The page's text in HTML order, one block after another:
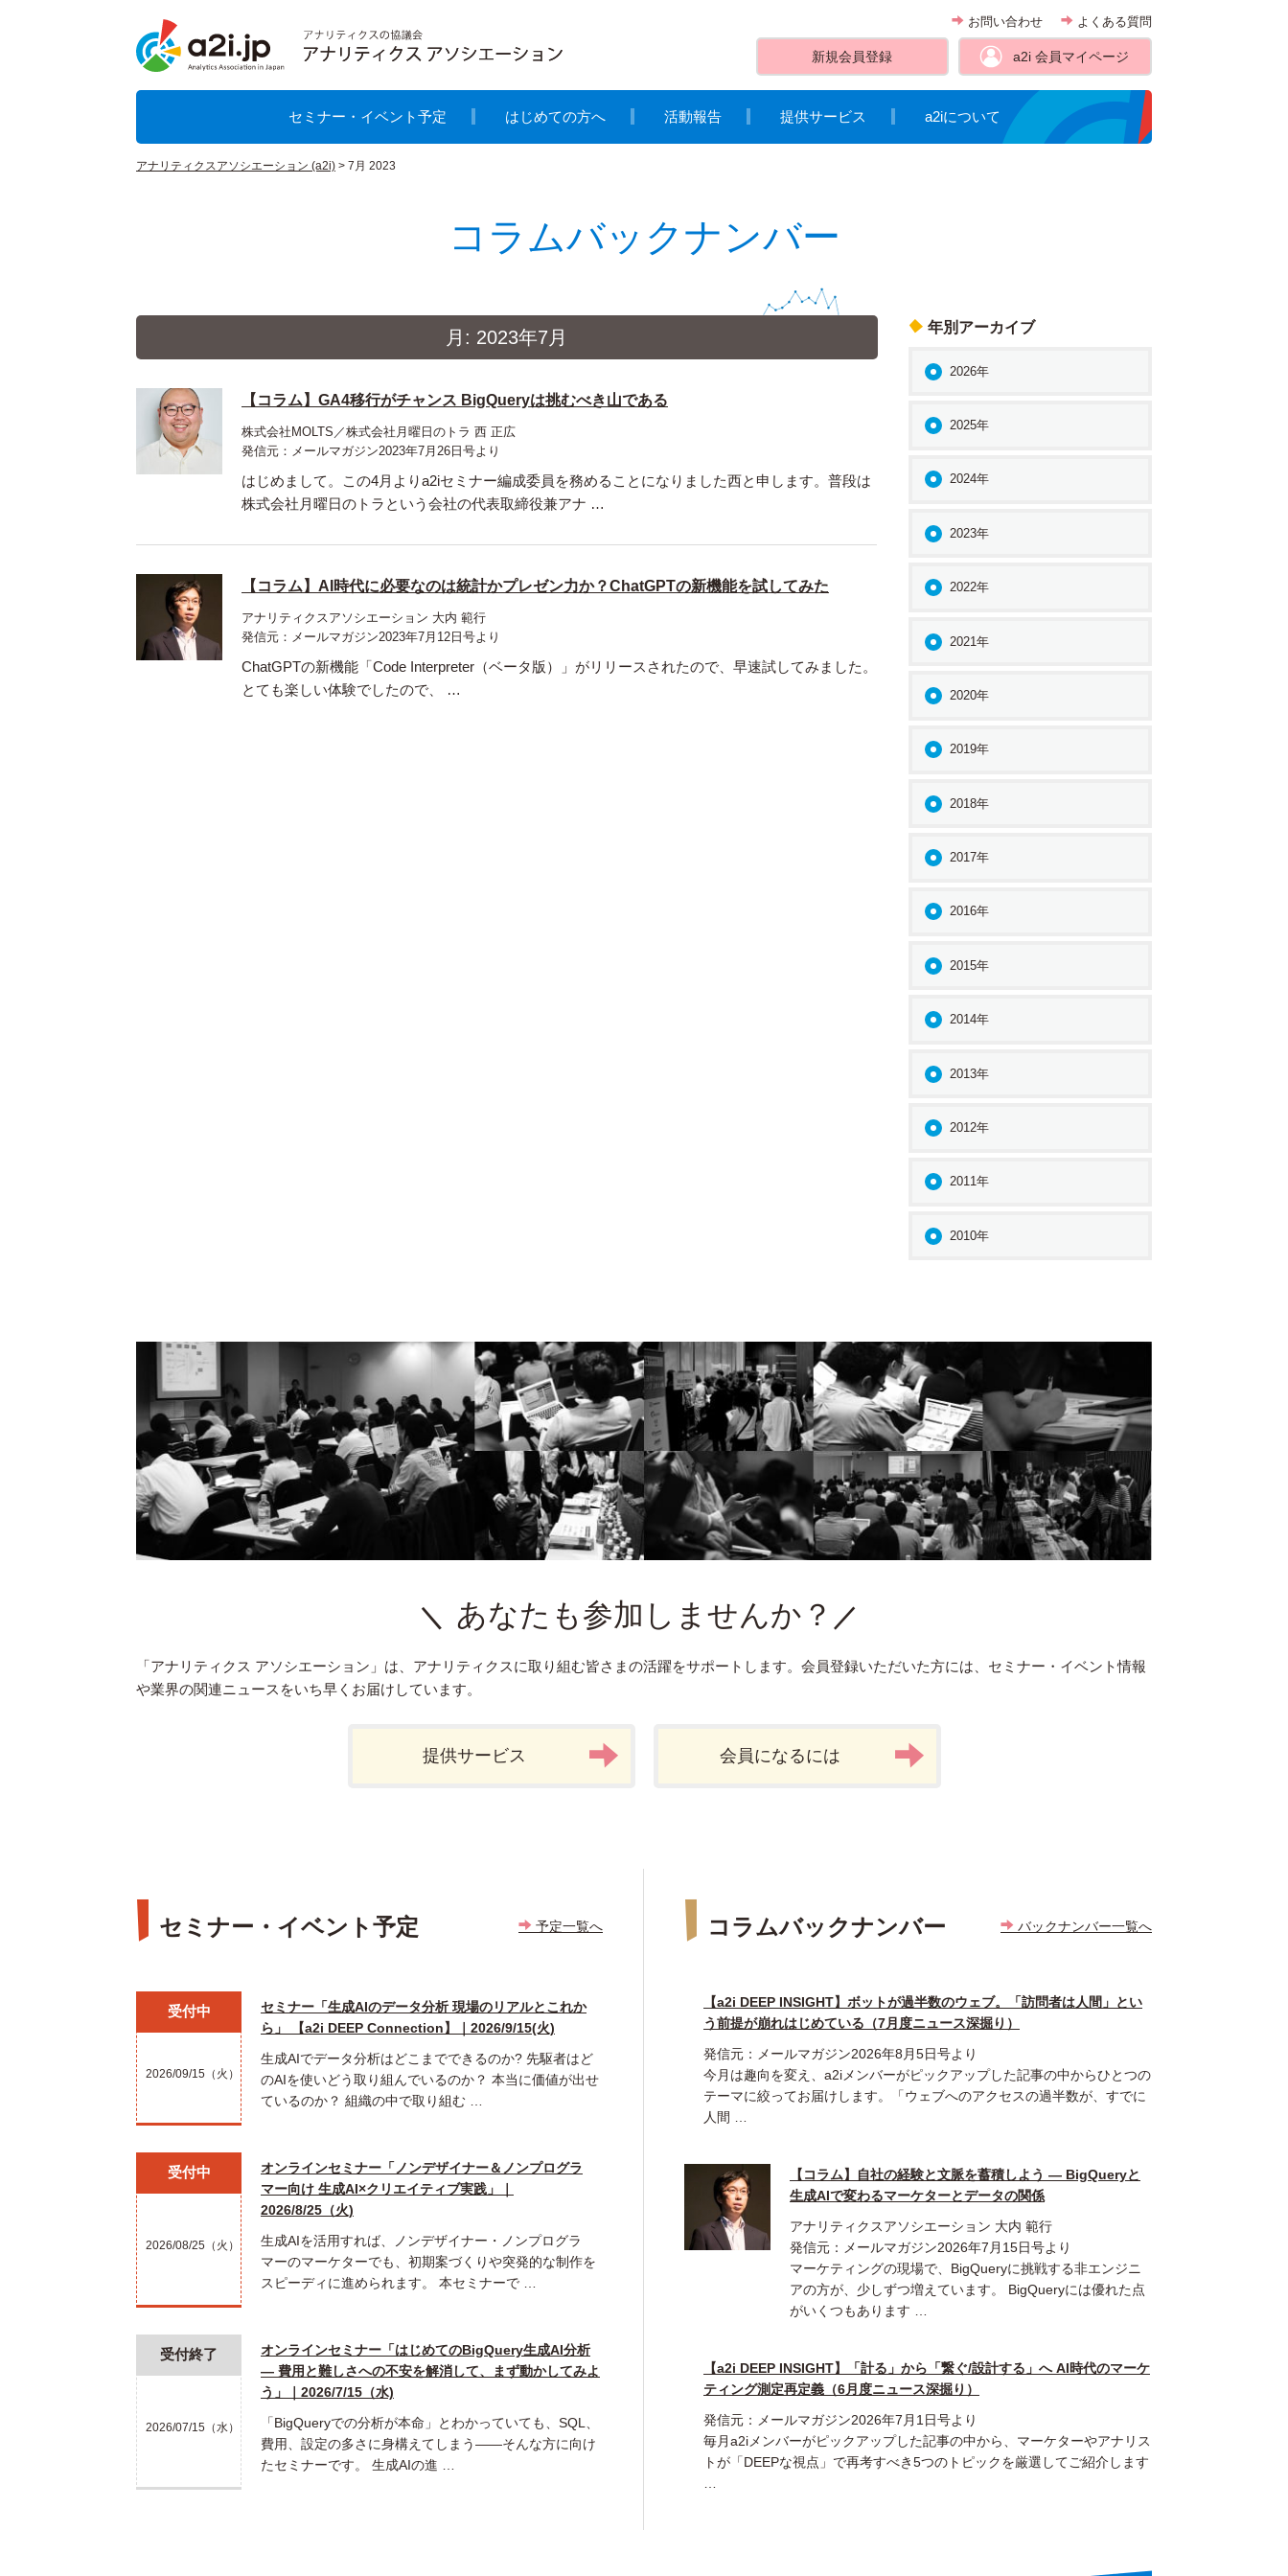
お問い合わせ よくある質問
新規会員登録 a2i 会員マイページ
セミナー・イベント予定 はじめての方へ 活動報告 提供サービス a2iについて
アナリティクスアソシエーション (a2i) > 7月 2023
コラムバックナンバー
月: 2023年7月
【コラム】GA4移行がチャンス BigQueryは挑むべき山である
株式会社MOLTS／株式会社月曜日のトラ 西 正広
発信元：メールマガジン2023年7月26日号より
はじめまして。この4月よりa2iセミナー編成委員を務めることになりました西と申します。普段は
株式会社月曜日のトラという会社の代表取締役兼アナ …
【コラム】AI時代に必要なのは統計かプレゼン力か？ChatGPTの新機能を試してみた
アナリティクスアソシエーション 大内 範行
発信元：メールマガジン2023年7月12日号より
ChatGPTの新機能「Code Interpreter（ベータ版）」がリリースされたので、早速試してみました。
とても楽しい体験でしたので、 …
年別アーカイブ
2026年
2025年
2024年
2023年
2022年
2021年
2020年
2019年
2018年
2017年
2016年
2015年
2014年
2013年
2012年
2011年
2010年
あなたも参加しませんか？
「アナリティクス アソシエーション」は、アナリティクスに取り組む皆さまの活躍をサポートします。会員登録いただいた方には、セミナー・イベント情報
や業界の関連ニュースをいち早くお届けしています。
提供サービス 会員になるには
セミナー・イベント予定
受付中
2026/09/15（火）
セミナー「生成AIのデータ分析 現場のリアルとこれか
ら」 【a2i DEEP Connection】｜2026/9/15(火)
生成AIでデータ分析はどこまでできるのか? 先駆者はど
のAIを使いどう取り組んでいるのか？ 本当に価値が出せ
ているのか？ 組織の中で取り組む …
受付中
2026/08/25（火）
オンラインセミナー「ノンデザイナー＆ノンプログラ
マー向け 生成AI×クリエイティブ実践」｜
2026/8/25（火)
生成AIを活用すれば、ノンデザイナー・ノンプログラ
マーのマーケターでも、初期案づくりや突発的な制作を
スピーディに進められます。 本セミナーで …
受付終了
2026/07/15（水）
オンラインセミナー「はじめてのBigQuery生成AI分析
― 費用と難しさへの不安を解消して、まず動かしてみよ
う」｜2026/7/15（水)
「BigQueryでの分析が本命」とわかっていても、SQL、
費用、設定の多さに身構えてしまう――そんな方に向け
たセミナーです。 生成AIの進 …
予定一覧へ コラムバックナンバー
【a2i DEEP INSIGHT】ボットが過半数のウェブ。「訪問者は人間」とい
う前提が崩れはじめている（7月度ニュース深掘り）
発信元：メールマガジン2026年8月5日号より
今月は趣向を変え、a2iメンバーがピックアップした記事の中からひとつの
テーマに絞ってお届けします。「ウェブへのアクセスの過半数が、すでに
人間 …
【コラム】自社の経験と文脈を蓄積しよう ― BigQueryと
生成AIで変わるマーケターとデータの関係
アナリティクスアソシエーション 大内 範行
発信元：メールマガジン2026年7月15日号より
マーケティングの現場で、BigQueryに挑戦する非エンジニ
アの方が、少しずつ増えています。 BigQueryには優れた点
がいくつもあります …
【a2i DEEP INSIGHT】「計る」から「繋ぐ/設計する」へ AI時代のマーケ
ティング測定再定義（6月度ニュース深掘り）
発信元：メールマガジン2026年7月1日号より
毎月a2iメンバーがピックアップした記事の中から、マーケターやアナリス
トが「DEEPな視点」で再考すべき5つのトピックを厳選してご紹介します
バックナンバー一覧へ